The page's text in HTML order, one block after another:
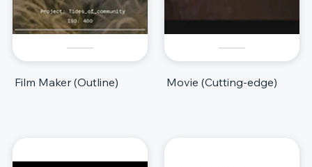
Film Maker (Outline) Movie (Cutting-edge)